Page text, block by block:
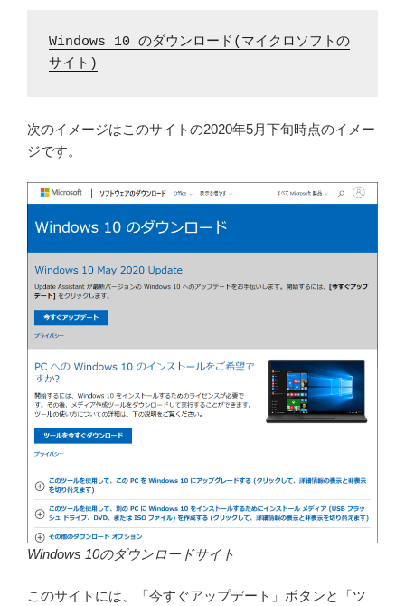
Windows 10 のダウンロード(マイクロソフトの
サイト)
次のイメージはこのサイトの2020年5月下旬時点のイメー
ジです。
Windows 10のダウンロードサイト
このサイトには、「今すぐアップデート」ボタンと「ツ